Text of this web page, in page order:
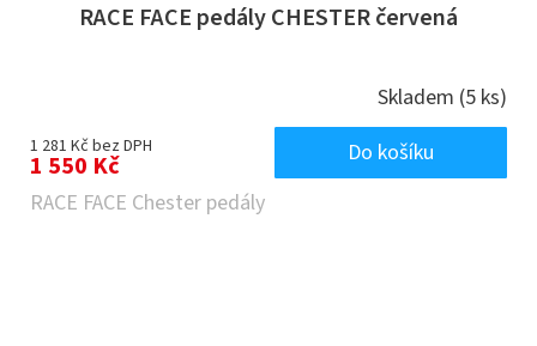
RACE FACE pedály CHESTER červená
Skladem (5 ks)
1 281 Kč bez DPH
1 550 Kč
Do košíku
RACE FACE Chester pedály